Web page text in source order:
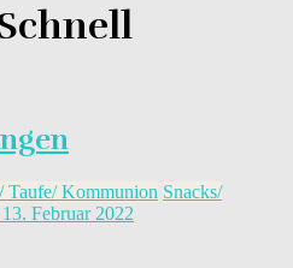
Taufe/ Kommunion Snacks/
13. Februar 2022